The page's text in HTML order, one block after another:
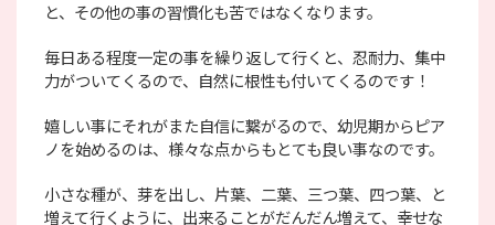
と、その他の事の習慣化も苦ではなくなります。
毎日ある程度一定の事を繰り返して行くと、忍耐力、集中
力がついてくるので、自然に根性も付いてくるのです！
嬉しい事にそれがまた自信に繋がるので、幼児期からピア
ノを始めるのは、様々な点からもとても良い事なのです。
小さな種が、芽を出し、片葉、二葉、三つ葉、四つ葉、と
増えて行くように、出来ることがだんだん増えて、幸せな